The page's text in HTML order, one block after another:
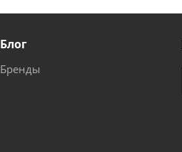
Блог
Бренды